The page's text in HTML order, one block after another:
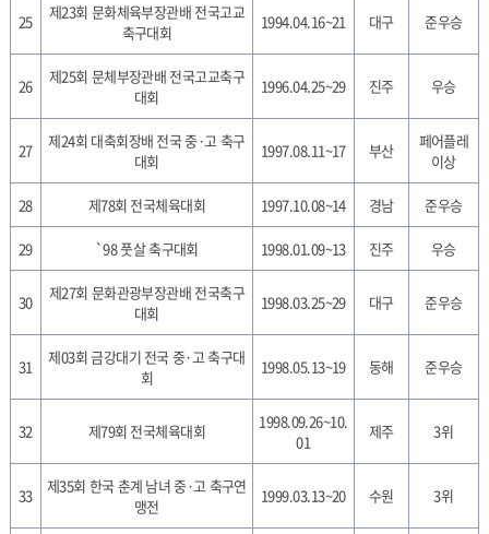
25
제23회 문화체육부장관배 전국고교
축구대회
1994.04.16~21 대구 준우승
26
제25회 문체부장관배 전국고교축구
대회
1996.04.25~29 진주 우승
27
제24회 대축회장배 전국 중·고 축구
대회
1997.08.11~17 부산
페어플레
이상
28 제78회 전국체육대회 1997.10.08~14 경남 준우승
29 `98 풋살 축구대회 1998.01.09~13 진주 우승
30
제27회 문화관광부장관배 전국축구
대회
1998.03.25~29 대구 준우승
31
제03회 금강대기 전국 중·고 축구대
회
1998.05.13~19 동해 준우승
32 제79회 전국체육대회
1998.09.26~10.
01
제주 3위
33
제35회 한국 춘계 남녀 중·고 축구연
맹전
1999.03.13~20 수원 3위